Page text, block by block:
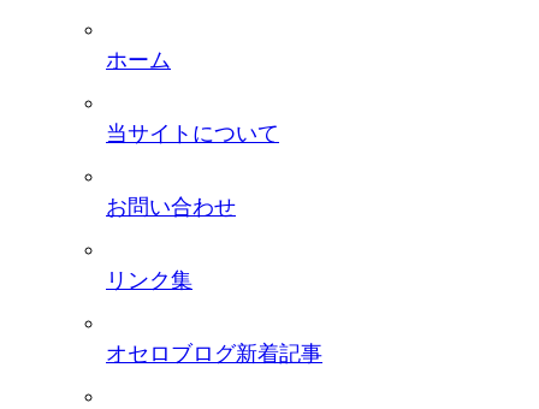
ホーム
当サイトについて
お問い合わせ
リンク集
オセロブログ新着記事